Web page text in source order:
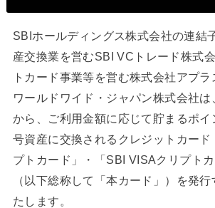
SBIホールディングス株式会社の連結
産交換業を営むSBI VCトレード株式
トカード事業等を営む株式会社アプラ
ワールドワイド・ジャパン株式会社
から、ご利用金額に応じて貯まるポ
号資産に交換されるクレジットカード
プトカード」・「SBI VISAクリプトカ
（以下総称して「本カード」）を発
たします。